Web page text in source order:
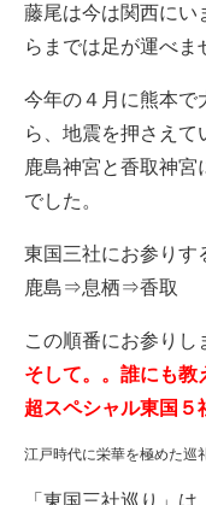
藤尾は今は関西にい
らまでは足が運べま
今年の４月に熊本で
ら、地震を押さえて
鹿島神宮と香取神
でした。
東国三社にお参りす
鹿島⇒息栖⇒香取
この順番にお参りし
そして。。誰にも教
超スペシャル東国５
江戸時代に栄華を極めた巡
「東国三社巡り」